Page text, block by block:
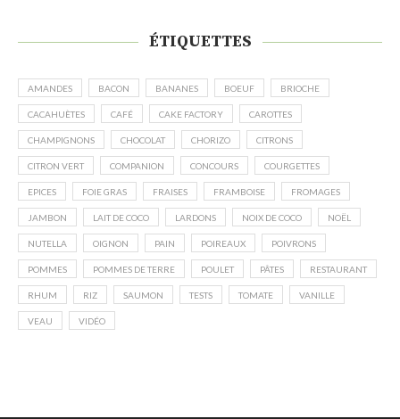
ÉTIQUETTES
AMANDES BACON BANANES BOEUF BRIOCHE
CACAHUÈTES CAFÉ CAKE FACTORY CAROTTES
CHAMPIGNONS CHOCOLAT CHORIZO CITRONS
CITRON VERT COMPANION CONCOURS COURGETTES
EPICES FOIE GRAS FRAISES FRAMBOISE FROMAGES
JAMBON LAIT DE COCO LARDONS NOIX DE COCO NOËL
NUTELLA OIGNON PAIN POIREAUX POIVRONS
POMMES POMMES DE TERRE POULET PÂTES RESTAURANT
RHUM RIZ SAUMON TESTS TOMATE VANILLE
VEAU VIDÉO